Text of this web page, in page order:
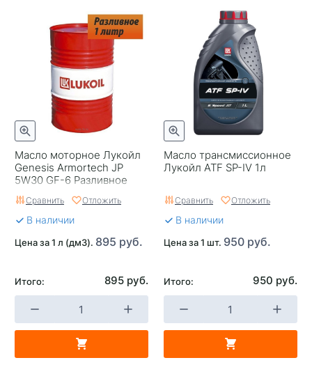
Масло моторное Лукойл
Genesis Armortech JP
5W30 GF-6 Разливное
200
Сравнить Отложить
В наличии
Цена за 1 л (дм3). 895 руб.
Итого: 895 руб.
Масло трансмиссионное
Лукойл ATF SP-IV 1л
Сравнить Отложить
В наличии
Цена за 1 шт. 950 руб.
Итого: 950 руб.